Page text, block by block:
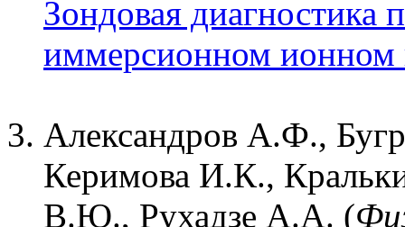
Зондовая
иммерсионном ионном
Александров А.Ф.,
Керимова И.К.,
В.Ю., Рухадзе А.А. (